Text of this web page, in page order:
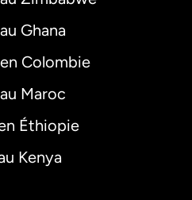
Ghana
Colombie
Maroc
Éthiopie
Kenya